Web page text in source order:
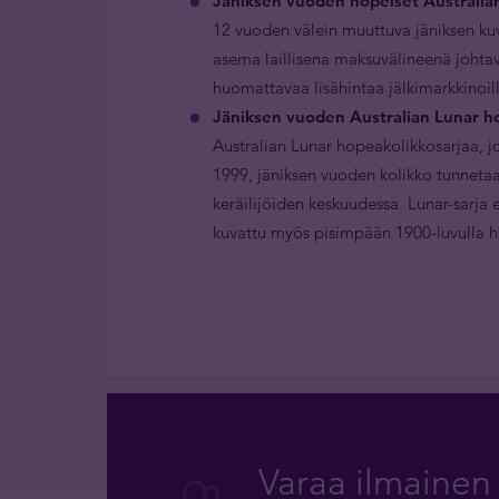
12 vuoden välein muuttuva jäniksen
asema laillisena maksuvälineenä
huomattavaa lisähintaa
Jäniksen vuoden Australian Lunar
Australian Lunar hopeakolikkosarjaa,
1999, jäniksen vuoden kolikko
keräilijöiden keskuudessa. Lunar-sarja
kuvattu myös pisimpään 1900-luvulla
Varaa